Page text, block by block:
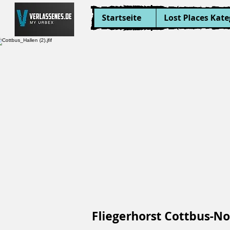
Startseite Lost Places
Fliegerhorst Cottbus-